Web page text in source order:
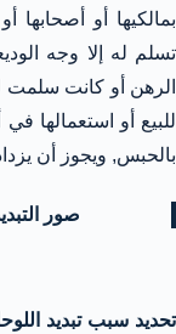
بمالكيها أو أصحابها
تسلم له إلا وجه
الرهن أو كانت سلمت
للبيع أو استعمالها
بالحبس, ويجوز أن يزداد عليه
صور
تحديد سبب تبديد